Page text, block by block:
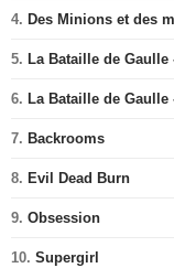
4. Des Minions et des
5. La Bataille de Gaulle
6. La Bataille de Gaulle
7. Backrooms
8. Evil Dead Burn
9. Obsession
10. Supergirl